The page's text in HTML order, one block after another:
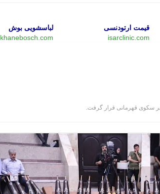
قیمت ارتودنسی
isarclinic.com
لباسشویی بوش
khanebosch.com
بر سکوی قهرمانی قرار گرفت.